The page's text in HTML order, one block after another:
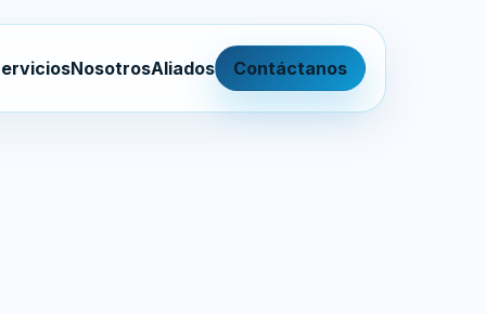
NosotrosAliados Contáctanos